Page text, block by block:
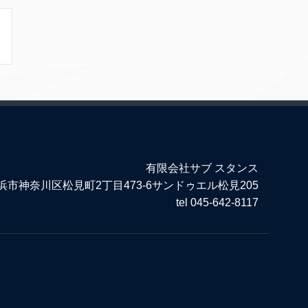
有限会社サブ スタンス
市神奈川区松見町2丁目473-6サンドゥエル松見205
tel 045-642-8117